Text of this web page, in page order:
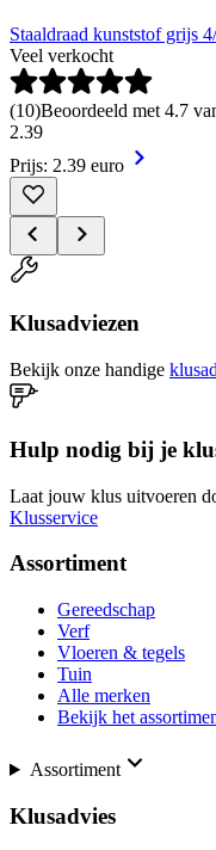
Staaldraad kunststof grijs
Veel verkocht
(10)Beoordeeld met 4.7
2.39
Prijs: 2.39 euro
Klusadviezen
Bekijk onze handige
Hulp nodig bij je
Laat jouw klus uitvoeren
Klusservice
Assortiment
Gereedschap
Verf
Vloeren & tegels
Tuin
Alle merken
Bekijk het
Assortiment
Klusadvies